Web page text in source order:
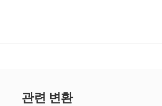
관련 변환